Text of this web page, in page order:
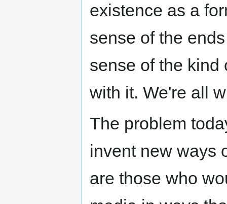
existence as a
sense of the
sense of the kind
with it. We're all
The problem
invent new ways
are those who